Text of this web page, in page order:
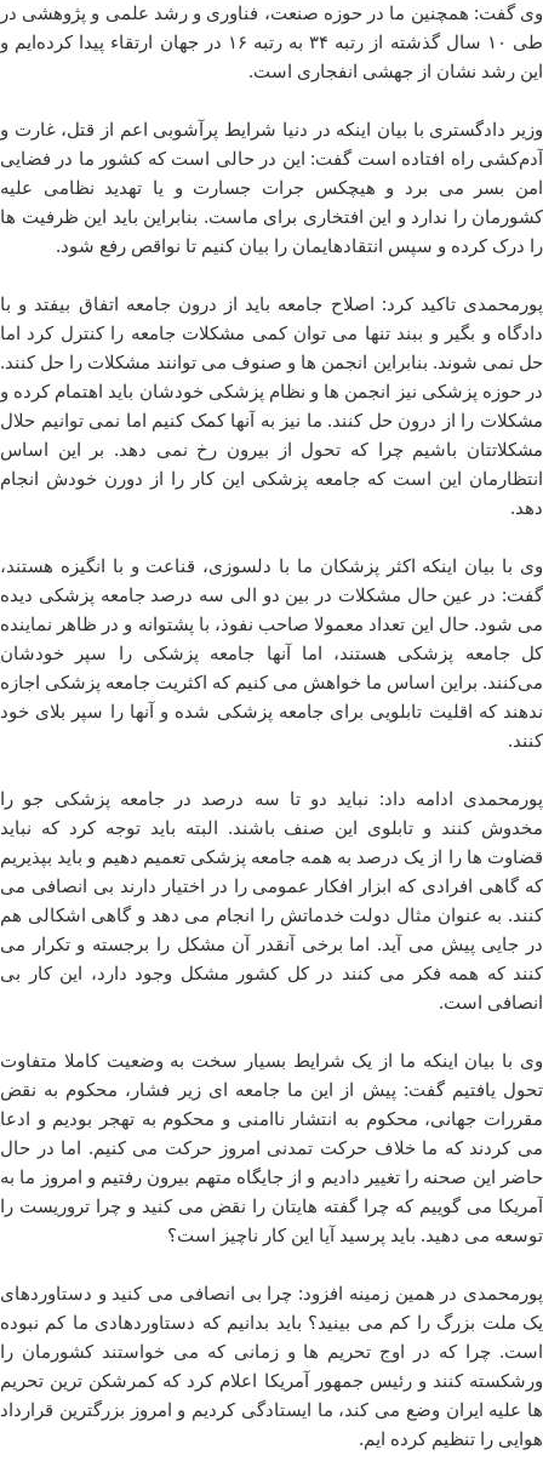
وی گفت: همچنین ما در حوزه صنعت، فناوری و رشد علمی و پژوهشی در
طی ۱۰ سال گذشته از رتبه ۳۴ به رتبه ۱۶ در جهان ارتقاء پیدا کرده‌ایم و
این رشد نشان از جهشی انفجاری است.
وزیر دادگستری با بیان اینکه در دنیا شرایط پرآشوبی اعم از قتل، غارت و
آدم‌کشی راه افتاده است گفت: این در حالی است که کشور ما در فضایی
امن بسر می برد و هیچکس جرات جسارت و یا تهدید نظامی علیه
کشورمان را ندارد و این افتخاری برای ماست. بنابراین باید این ظرفیت ها
را درک کرده و سپس انتقادهایمان را بیان کنیم تا نواقص رفع شود.
پورمحمدی تاکید کرد: اصلاح جامعه باید از درون جامعه اتفاق بیفتد و با
دادگاه و بگیر و ببند تنها می توان کمی مشکلات جامعه را کنترل کرد اما
حل نمی شوند. بنابراین انجمن ها و صنوف می توانند مشکلات را حل کنند.
در حوزه پزشکی نیز انجمن ها و نظام پزشکی خودشان باید اهتمام کرده و
مشکلات را از درون حل کنند. ما نیز به آنها کمک کنیم اما نمی توانیم حلال
مشکلاتتان باشیم چرا که تحول از بیرون رخ نمی دهد. بر این اساس
انتظارمان این است که جامعه پزشکی این کار را از دورن خودش انجام
دهد.
وی با بیان اینکه اکثر پزشکان ما با دلسوزی، قناعت و با انگیزه هستند،
گفت: در عین حال مشکلات در بین دو الی سه درصد جامعه پزشکی دیده
می شود. حال این تعداد معمولا صاحب نفوذ، با پشتوانه و در ظاهر نماینده
کل جامعه پزشکی هستند، اما آنها جامعه پزشکی را سپر خودشان
می‌کنند. براین اساس ما خواهش می کنیم که اکثریت جامعه پزشکی اجازه
ندهند که اقلیت تابلویی برای جامعه پزشکی شده و آنها را سپر بلای خود
کنند.
پورمحمدی ادامه داد: نباید دو تا سه درصد در جامعه پزشکی جو را
مخدوش کنند و تابلوی این صنف باشند. البته باید توجه کرد که نباید
قضاوت ها را از یک درصد به همه جامعه پزشکی تعمیم دهیم و باید بپذیریم
که گاهی افرادی که ابزار افکار عمومی را در اختیار دارند بی انصافی می
کنند. به عنوان مثال دولت خدماتش را انجام می دهد و گاهی اشکالی هم
در جایی پیش می آید. اما برخی آنقدر آن مشکل را برجسته و تکرار می
کنند که همه فکر می کنند در کل کشور مشکل وجود دارد، این کار بی
انصافی است.
وی با بیان اینکه ما از یک شرایط بسیار سخت به وضعیت کاملا متفاوت
تحول یافتیم گفت: پیش از این ما جامعه ای زیر فشار، محکوم به نقض
مقررات جهانی، محکوم به انتشار ناامنی و محکوم به تهجر بودیم و ادعا
می کردند که ما خلاف حرکت تمدنی امروز حرکت می کنیم. اما در حال
حاضر این صحنه را تغییر دادیم و از جایگاه متهم بیرون رفتیم و امروز ما به
آمریکا می گوییم که چرا گفته هایتان را نقض می کنید و چرا تروریست را
توسعه می دهید. باید پرسید آیا این کار ناچیز است؟
پورمحمدی در همین زمینه افزود: چرا بی انصافی می کنید و دستاوردهای
یک ملت بزرگ را کم می بینید؟ باید بدانیم که دستاوردهادی ما کم نبوده
است. چرا که در اوج تحریم ها و زمانی که می خواستند کشورمان را
ورشکسته کنند و رئیس جمهور آمریکا اعلام کرد که کمرشکن ترین تحریم
ها علیه ایران وضع می کند، ما ایستادگی کردیم و امروز بزرگترین قرارداد
هوایی را تنظیم کرده ایم.